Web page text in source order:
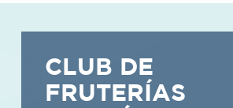
CLUB DE
FRUTERÍAS